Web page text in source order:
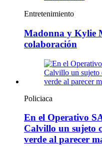
Entretenimiento
Madonna y Kylie
colaboración
Policiaca
En el Operativo
Calvillo un sujeto
verde al parecer